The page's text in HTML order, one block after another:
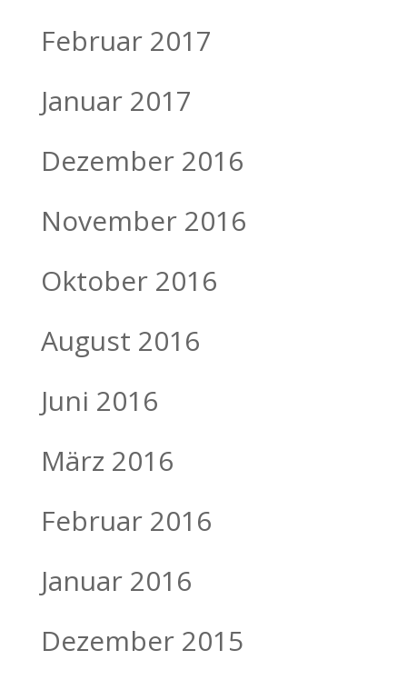
Februar 2017
Januar 2017
Dezember 2016
November 2016
Oktober 2016
August 2016
Juni 2016
März 2016
Februar 2016
Januar 2016
Dezember 2015